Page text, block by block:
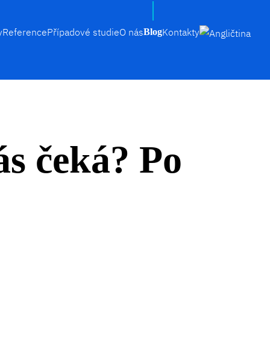
ReferencePřípadové studieO násBlogKontakty
čeká? Po